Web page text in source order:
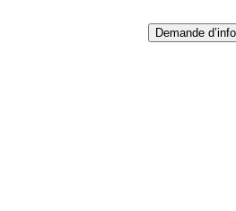
Demande d’info